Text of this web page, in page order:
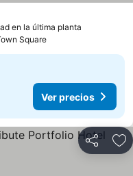
en la última planta
Square
Ver precios
Compartir